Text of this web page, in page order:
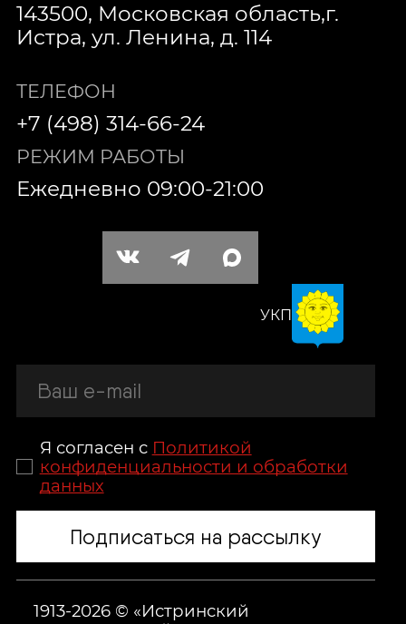
143500, Московская область,г.
Истра, ул. Ленина, д. 114
ТЕЛЕФОН
+7 (498) 314-66-24
РЕЖИМ РАБОТЫ
Ежедневно 09:00-21:00
УКП
Я согласен с Политикой
конфиденциальности и обработки
данных
Подписаться на рассылку
1913-2026 © «Истринский